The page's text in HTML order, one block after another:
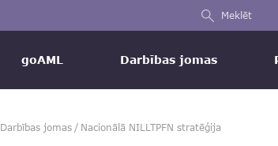
Meklēt
goAML Darbības jomas
Darbības jomas / Nacionālā NILLTPFN stratēģija